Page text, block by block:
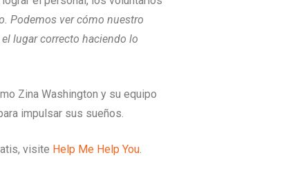
Podemos ver cómo nuestro
lugar correcto haciendo lo
Zina Washington y su equipo
impulsar sus sueños.
visite Help Me Help You.